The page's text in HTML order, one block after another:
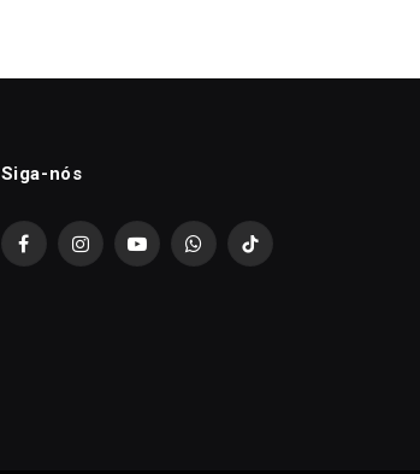
Siga-nós
FacebookInstagramYouTubeWhatsAppTikTok